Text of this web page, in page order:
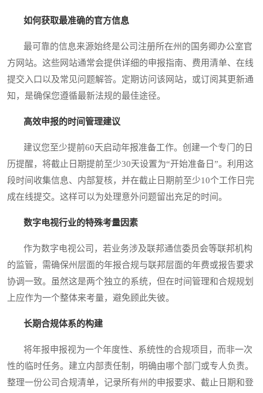
如何获取最准确的官方信息
最可靠的信息来源始终是公司注册所在州的国务卿办公室官
方网站。这些网站通常会提供详细的申报指南、费用清单、在线
提交入口以及常见问题解答。定期访问该网站，或订阅其更新通
知，是确保您遵循最新法规的最佳途径。
高效申报的时间管理建议
建议您至少提前60天启动年报准备工作。创建一个专门的日
历提醒，将截止日期提前至少30天设置为“开始准备日”。利用这
段时间收集信息、内部复核，并在截止日期前至少10个工作日完
成在线提交。这样可以为处理意外问题留出充足的时间。
数字电视行业的特殊考量因素
作为数字电视公司，若业务涉及联邦通信委员会等联邦机构
的监管，需确保州层面的年报合规与联邦层面的年费或报告要求
协调一致。虽然这是两个独立的系统，但在时间管理和合规规划
上应作为一个整体来考量，避免顾此失彼。
长期合规体系的构建
将年报申报视为一个年度性、系统性的合规项目，而非一次
性的临时任务。建立内部责任制，明确由哪个部门或专人负责。
整理一份公司合规清单，记录所有州的申报要求、截止日期和登